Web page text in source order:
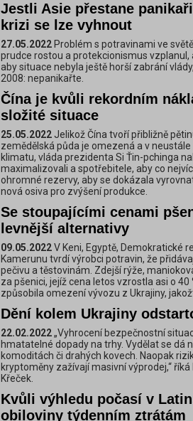
Jestli Asie přestane
krizi se lze vyhnout
27.05.2022 Problém s potravinami ve
prudce rostou a protekcionismus vzplanul,
aby situace nebyla ještě horší zabrání
2008: nepanikařte.
Čína je kvůli rekordním
složité situace
25.05.2022Jelikož Čína tvoří přibližně
zemědělská půda je omezená a v
klimatu, vláda prezidenta Si Ťin-pchinga
maximalizovali a spotřebitele, aby co
ohromné rezervy, aby se dokázala
nová osiva pro zvýšení produkce.
Se stoupajícími cenami
levnější alternativy
09.05.2022V Keni, Egyptě, Demokratické
Kamerunu tvrdí výrobci potravin, že
pečivu a těstovinám. Zdejší rýže,
za pšenici, jejíž cena letos vzrostla asi o
způsobila omezení vývozu z Ukrajiny,
Dění kolem Ukrajiny
22.02.2022„Vyhrocení bezpečnostní
hmatatelné dopady na trhy. Vydělat se dá
komoditách či drahých kovech. Naopak
kryptoměny zažívají masivní výprodej,“
Křeček.
Kvůli výhledu počasí v
obiloviny týdenním ztrátám